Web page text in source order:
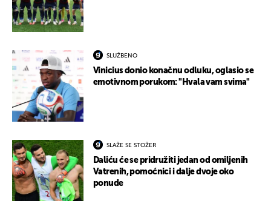
SLUŽBENO
Vinicius donio konačnu odluku, oglasio se
emotivnom porukom: "Hvala vam svima"
SLAŽE SE STOŽER
Daliću će se pridružiti jedan od omiljenih
Vatrenih, pomoćnici i dalje dvoje oko
ponude